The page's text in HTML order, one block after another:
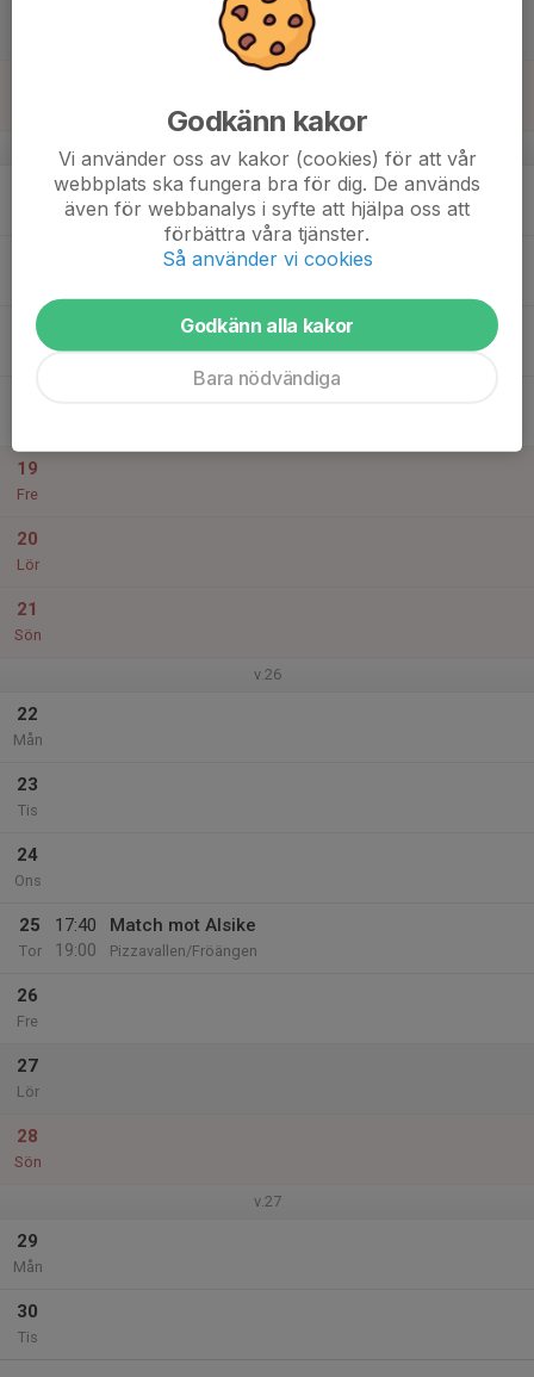
Pilsbocupen 13/6 för F2018
Friluftsområdet Pilsbo
v.25
17
19
Fre
20
Lör
21
Sön
v.26
22
Mån
23
Tis
24
Ons
25
Tor
17:40
19:00
Match mot Alsike
Pizzavallen/Fröängen
26
Fre
27
Lör
28
Sön
v.27
29
Mån
30
Tis
Godkänn kakor
Vi använder oss av kakor (cookies) för att vår
webbplats ska fungera bra för dig. De används
även för webbanalys i syfte att hjälpa oss att
förbättra våra tjänster.
Så använder vi cookies
Godkänn alla kakor
Bara nödvändiga